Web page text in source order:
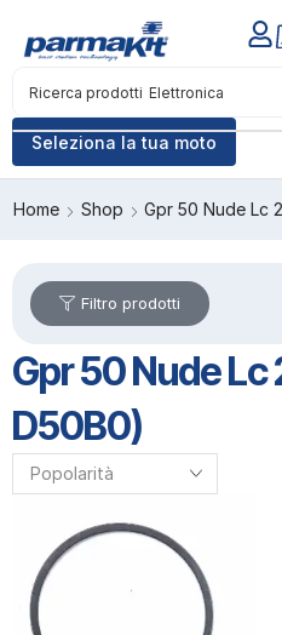
Seleziona la tua moto
Ricerca prodotti Accensione
Home Shop Gpr 50 Nude Lc
Filtro prodotti
Gpr 50 Nude Lc
D50B0)